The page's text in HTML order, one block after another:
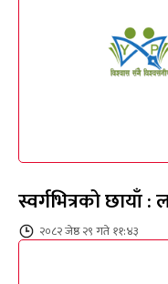
स्वर्गभित्रको छायाँ
२०८२ जेष्ठ २९ गते ११:४३